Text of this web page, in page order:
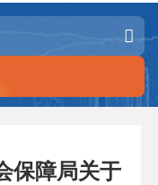
保障局关于